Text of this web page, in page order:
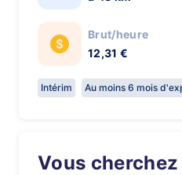
Brut/heure
12,31 €
Intérim Au moins 6 mois
Vous